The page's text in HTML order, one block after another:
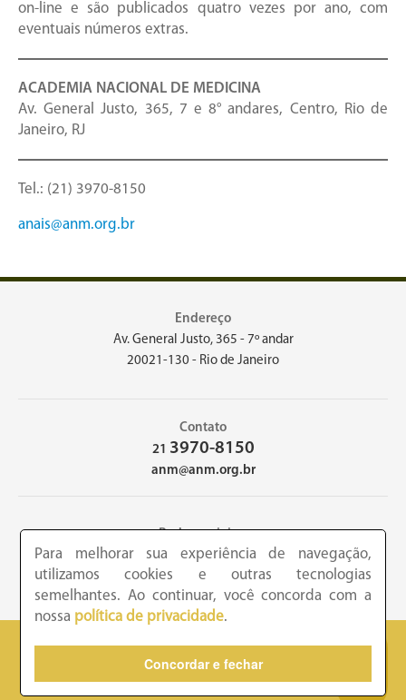
on-line e são publicados quatro vezes por ano, com
eventuais números extras.
ACADEMIA NACIONAL DE MEDICINA
Av. General Justo, 365, 7 e 8° andares, Centro, Rio de
Janeiro, RJ
Tel.: (21) 3970-8150
anais@anm.org.br
Endereço
Av. General Justo, 365 - 7º andar
20021-130 - Rio de Janeiro
Contato
21 3970-8150
anm@anm.org.br
Redes sociais
2026 - Academia Nacional de Medicina - Copyright © todos os
direitos reservados
Para melhorar sua experiência de navegação,
utilizamos cookies e outras tecnologias
semelhantes. Ao continuar, você concorda com a
nossa política de privacidade.
Concordar e fechar